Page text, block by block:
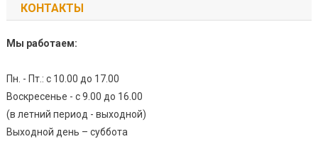
КОНТАКТЫ
Мы работаем:
Пн. - Пт.: с 10.00 до 17.00
Воскресенье - с 9.00 до 16.00
(в летний период - выходной)
Выходной день – суббота